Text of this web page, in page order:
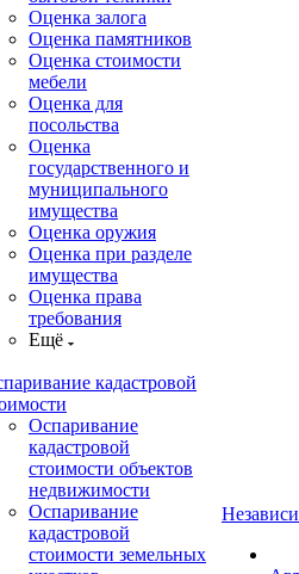
Оценка залога
Оценка памятников
Оценка стоимости
мебели
Оценка для
посольства
Оценка
государственного и
муниципального
имущества
Оценка оружия
Оценка при разделе
имущества
Оценка права
требования
Ещё
кадастровой
Оспаривание
кадастровой
стоимости объектов
недвижимости
Оспаривание
кадастровой
стоимости земельных